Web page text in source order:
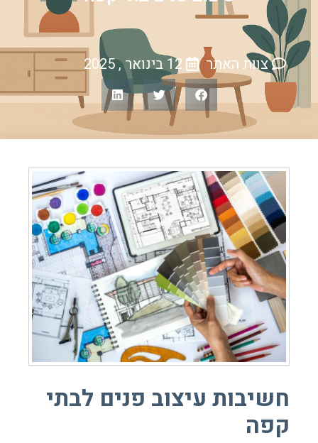
צוות האתר 12 בינואר , 2025
חשיבות עיצוב פנים לבתי
קפה